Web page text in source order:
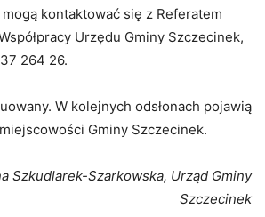
kontaktować się z Referatem
Urzędu Gminy Szczecinek,
264 26.
W kolejnych odsłonach pojawią
Gminy Szczecinek.
Szkudlarek-Szarkowska, Urząd Gminy
Szczecinek